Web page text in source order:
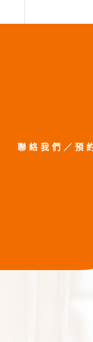
聯絡我們／預